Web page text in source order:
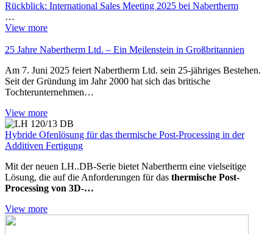
Rückblick: International Sales Meeting 2025 bei Nabertherm
…
View more
25 Jahre Nabertherm Ltd. – Ein Meilenstein in Großbritannien
Am 7. Juni 2025 feiert Nabertherm Ltd. sein 25-jähriges Bestehen.
Seit der Gründung im Jahr 2000 hat sich das britische
Tochterunternehmen…
View more
Hybride Ofenlösung für das thermische Post-Processing in der
Additiven Fertigung
Mit der neuen LH..DB-Serie bietet Nabertherm eine vielseitige
Lösung, die auf die Anforderungen für das thermische Post-
Processing von 3D-…
View more